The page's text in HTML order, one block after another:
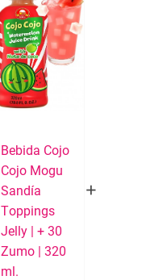
Bebida Cojo
Cojo Mogu
Sandía
Toppings
Jelly | + 30
Zumo | 320
ml.